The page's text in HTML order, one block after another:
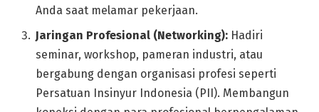
Anda saat melamar pekerjaan.
Jaringan Profesional (Networking): Hadiri
seminar, workshop, pameran industri, atau
bergabung dengan organisasi profesi seperti
Persatuan Insinyur Indonesia (PII). Membangun